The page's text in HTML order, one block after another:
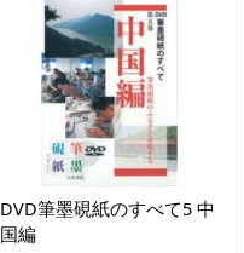
DVD筆墨硯紙のすべて5 中
国編